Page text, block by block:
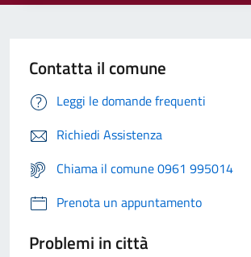
Contatta il comune
Leggi le domande frequenti
Richiedi Assistenza
Chiama il comune 0961 995014
Prenota un appuntamento
Problemi in città